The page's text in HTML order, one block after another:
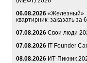
06.08.2026 «Железный»
квартирник: заказать за
07.08.2026 Свои люди
07.08.2026 IT Founder
08.08.2026 ИТ-Пикник